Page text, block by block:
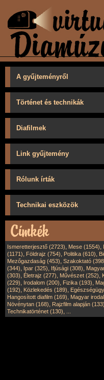
A gyűjteményről
Történet és technikák
Diafilmek
Link gyűjtemény
Rólunk írták
Technikai eszközök
Ismeretterjesztő (2723), Mese (1554),
(1171), Földrajz (754), Politika (610),
Mezőgazdaság (453), Szakoktató
(344), Ipar (325), Ifjúsági (308),
(303), Életrajz (277), Művészet (252),
(229), Irodalom (200), Fizika (193),
(192), Közlekedés (189),
Hangosított diafilm (169), Magyar
Növénytan (168), Rajzfilm alapján (133)
Technikatörténet (130),